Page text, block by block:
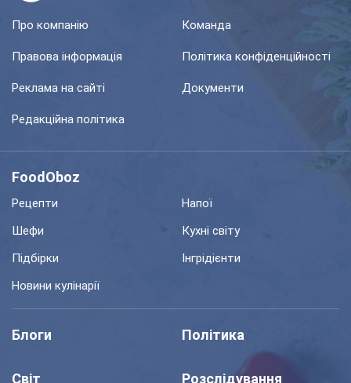
Про компанію Команда
Правова інформація Політика конфіденційності
Реклама на сайті Документи
Редакційна політика
FoodOboz
Рецепти
Напої
Шефи
Кухні світу
Підбірки
Інгрідієнти
Новини кулінарії
Блоги Політика
Світ Розслідування